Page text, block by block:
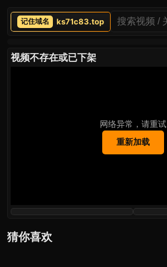
ks71c83.top
视频不存在或已下架
网络异常，请重试
重新加载
猜你喜欢